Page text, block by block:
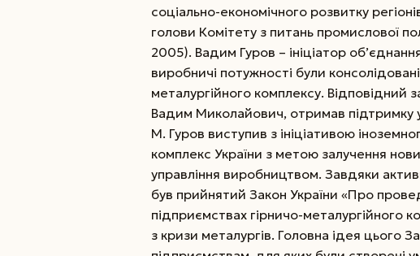
соціально-економічного розвитку
голови Комітету з питань промислової
2005). Вадим Гуров – ініціатор
виробничі потужності були
металургійного комплексу. Відповідний
Вадим Миколайович, отримав підтримку
М. Гуров виступив з ініціативою
комплекс України з метою залучення
управління виробництвом. Завдяки
був прийнятий Закон України «Про
підприємствах гірничо-металургійного
з кризи металургів. Головна ідея цього